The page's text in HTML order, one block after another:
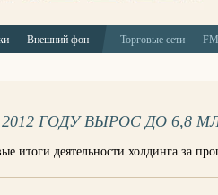
Внешний фон Торговые сети
ГОДУ ВЫРОС ДО 6,8
итоги деятельности холдинга за